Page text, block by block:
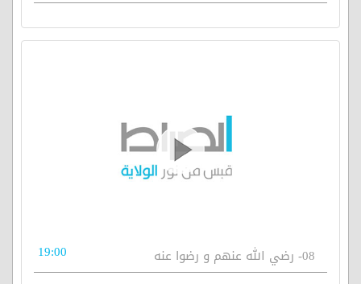
08- رضي الله عنهم و رضوا عنه 19:00